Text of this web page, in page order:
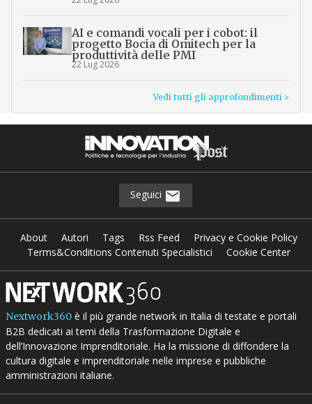
AI e comandi vocali per i cobot: il
progetto Bocia di Omitech per la
produttività delle PMI
22 Lug 2026
Vedi tutti gli approfondimenti >
Seguici
About Autori Tags Rss Feed
Privacy e Cookie Policy
Terms&Conditions Contenuti Specialistici
Cookie Center
Nextwork360è il più grande network in Italia di testate e portali
B2B dedicati ai temi della Trasformazione Digitale e
dell’Innovazione Imprenditoriale. Ha la missione di diffondere la
cultura digitale e imprenditoriale nelle imprese e pubbliche
amministrazioni italiane.